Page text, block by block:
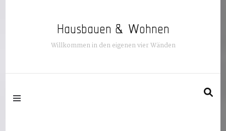
Hausbauen & Wohnen
Willkommen in den eigenen vier Wänden